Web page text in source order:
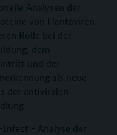
Analysen der
von Hantaviren
Rolle bei der
dem
und der
als neue
der antiviralen
Infect - Analyse der